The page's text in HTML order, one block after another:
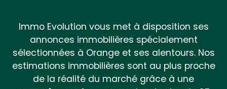
Immo Evolution vous met à disposition ses
annonces immobilières spécialement
sélectionnées à Orange et ses alentours. Nos
estimations immobilières sont au plus proche
de la réalité du marché grâce à une